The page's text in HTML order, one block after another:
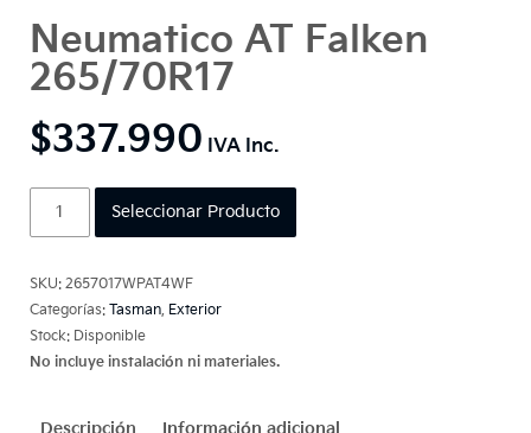
Neumatico AT Falken
265/70R17
$337.990
265/70R17
Seleccionar Producto
SKU: 2657017WPAT4WF
Categorías: Tasman, Exterior
Stock: Disponible
No incluye instalación ni materiales.
Descripción Información adicional